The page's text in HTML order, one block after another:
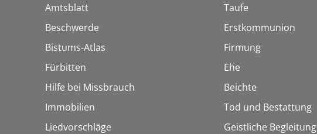
Amtsblatt
Beschwerde
Bistums-Atlas
Fürbitten
Hilfe bei Missbrauch
Immobilien
Liedvorschläge
Taufe
Erstkommunion
Firmung
Ehe
Beichte
Tod und Bestattung
Geistliche Begleitung